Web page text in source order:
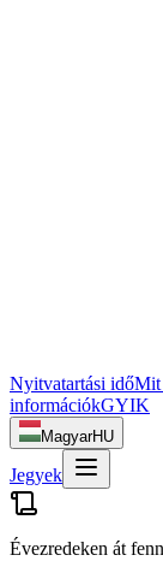
Nyitvatartási időMit
információkGYIK
MagyarHU
Jegyek
Évezredeken át